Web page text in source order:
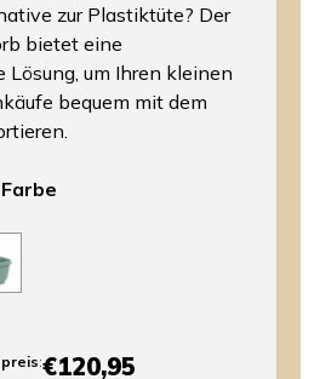
zur Plastiktüte? Der
bietet eine
um Ihren kleinen
bequem mit dem
:€120,95